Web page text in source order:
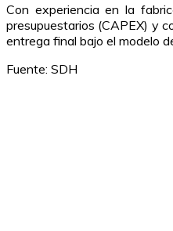
Con experiencia en la
presupuestarios (CAPEX) y
entrega final bajo el modelo
Fuente: SDH